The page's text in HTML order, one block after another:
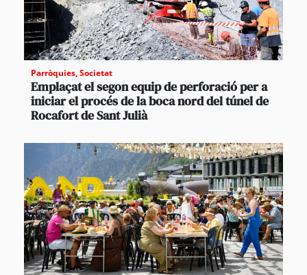
Parròquies,Societat
Emplaçat el segon equip de perforació per a
iniciar el procés de la boca nord del túnel de
Rocafort de Sant Julià